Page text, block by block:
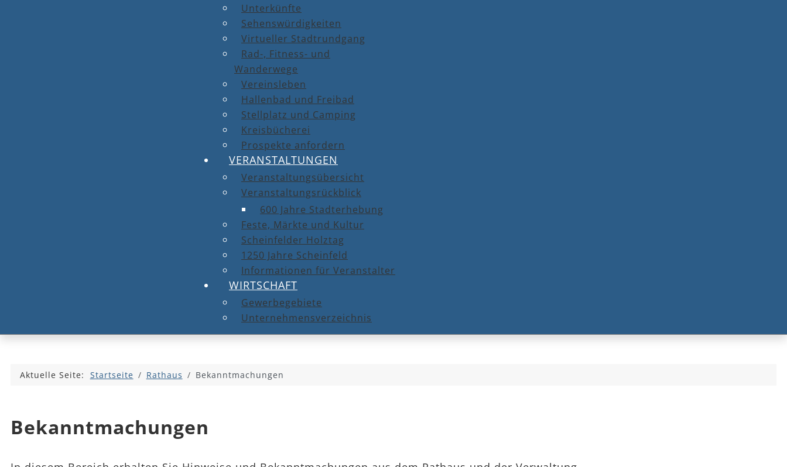
Unterkünfte
Sehenswürdigkeiten
Virtueller Stadtrundgang
Rad-, Fitness- und
Wanderwege
Vereinsleben
Hallenbad und Freibad
Stellplatz und Camping
Kreisbücherei
Prospekte anfordern
VERANSTALTUNGEN
Veranstaltungsübersicht
Veranstaltungsrückblick
600 Jahre Stadterhebung
Feste, Märkte und Kultur
Scheinfelder Holztag
1250 Jahre Scheinfeld
Informationen für Veranstalter
WIRTSCHAFT
Gewerbegebiete
Unternehmensverzeichnis
Aktuelle Seite: Startseite Rathaus Bekanntmachungen
Bekanntmachungen